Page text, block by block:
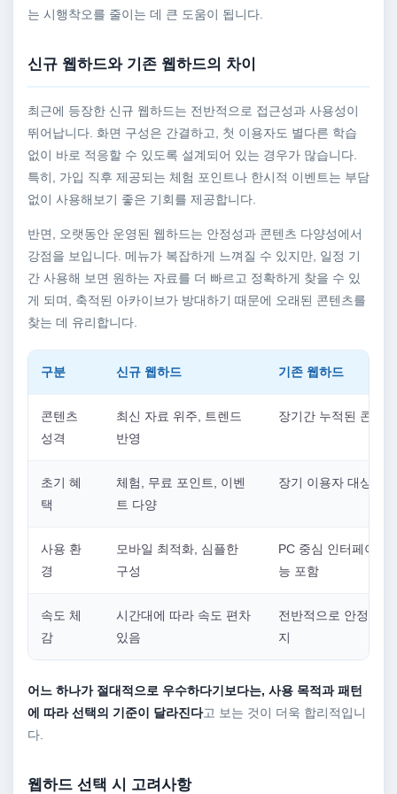
는 시행착오를 줄이는 데 큰 도움이 됩니다.
신규 웹하드와 기존 웹하드의 차이
최근에 등장한 신규 웹하드는 전반적으로 접근성과 사용성이
뛰어납니다. 화면 구성은 간결하고, 첫 이용자도 별다른 학습
없이 바로 적응할 수 있도록 설계되어 있는 경우가 많습니다.
특히, 가입 직후 제공되는 체험 포인트나 한시적 이벤트는 부담
없이 사용해보기 좋은 기회를 제공합니다.
반면, 오랫동안 운영된 웹하드는 안정성과 콘텐츠 다양성에서
강점을 보입니다. 메뉴가 복잡하게 느껴질 수 있지만, 일정 기
간 사용해 보면 원하는 자료를 더 빠르고 정확하게 찾을 수 있
게 되며, 축적된 아카이브가 방대하기 때문에 오래된 콘텐츠를
찾는 데 유리합니다.
구분 신규 웹하드 기존 웹하드
콘텐츠
성격
최신 자료 위주, 트렌드
반영
장기간 누적된 콘텐
초기 혜
택
체험, 무료 포인트, 이벤
트 다양
장기 이용자 대상 혜
사용 환
경
모바일 최적화, 심플한
구성
PC 중심 인터페이스,
능 포함
속도 체
감
시간대에 따라 속도 편차
있음
전반적으로 안정적인
지
어느 하나가 절대적으로 우수하다기보다는, 사용 목적과 패턴
에 따라 선택의 기준이 달라진다고 보는 것이 더욱 합리적입니
다.
웹하드 선택 시 고려사항